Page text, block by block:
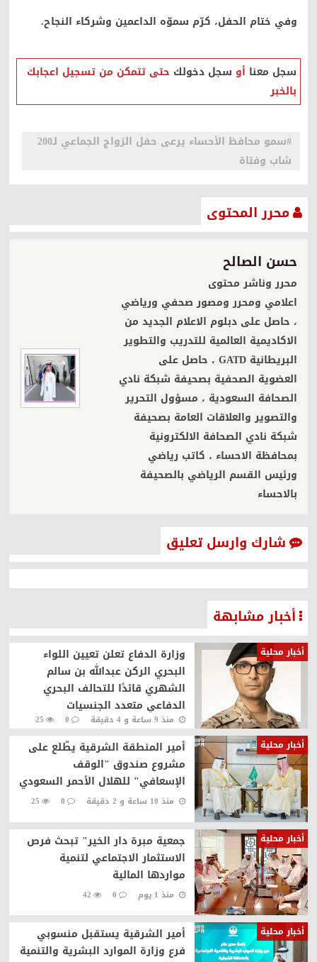
وفي ختام الحفل، كرّم سموّه الداعمين وشركاء النجاح.
سجل معنا أو سجل دخولك حتى تتمكن من تسجيل اعجابك
بالخبر
#سمو محافظ الأحساء يرعى حفل الزواج الجماعي لـ200
شاب وفتاة
محرر المحتوى
حسن الصالح
محرر وناشر محتوى
اعلامي ومحرر ومصور صحفي ورياضي
، حاصل على دبلوم الاعلام الجديد من
الاكاديمية العالمية للتدريب والتطوير
البريطانية GATD ، حاصل على
العضوية الصحفية بصحيفة شبكة نادي
الصحافة السعودية ، مسؤول التحرير
والتصوير والعلاقات العامة بصحيفة
شبكة نادي الصحافة الالكترونية
بمحافظة الاحساء ، كاتب رياضي
ورئيس القسم الرياضي بالصحيفة
بالاحساء
شارك وارسل تعليق
أخبار مشابهة
أخبار محلية
وزارة الدفاع تعلن تعيين اللواء
البحري الركن عبدالله بن سالم
الشهري قائدًا للتحالف البحري
الدفاعي متعدد الجنسيات
منذ 9 ساعة و 4 دقيقة 0
25
أخبار محلية
أمير المنطقة الشرقية يطّلع على
مشروع صندوق "الوقف
الإسعافي" للهلال الأحمر السعودي
منذ 10 ساعة و 2 دقيقة 0
25
أخبار محلية
جمعية مبرة دار الخير" تبحث فرص
الاستثمار الاجتماعي لتنمية
مواردها المالية
منذ 1 يوم 0
42
أخبار محلية
أمير الشرقية يستقبل منسوبي
فرع وزارة الموارد البشرية والتنمية